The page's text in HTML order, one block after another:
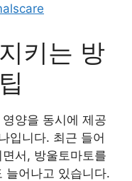
키는 방
양을 동시에 제공
입니다. 최근 들어
서, 방울토마토를
늘어나고 있습니다.